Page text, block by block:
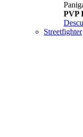
PVP
Streetfighter